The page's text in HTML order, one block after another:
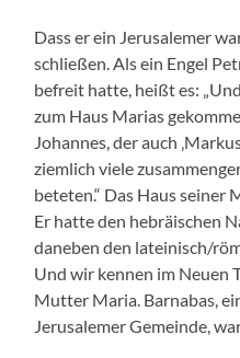
Dass er ein Jerusalemer
schließen. Als ein Engel
befreit hatte, heißt es:
zum Haus Marias
Johannes, der auch
ziemlich viele
beteten.“ Das Haus seiner
Er hatte den hebräischen
daneben den lateinisch/
Und wir kennen im Neuen
Mutter Maria. Barnabas,
Jerusalemer Gemeinde,